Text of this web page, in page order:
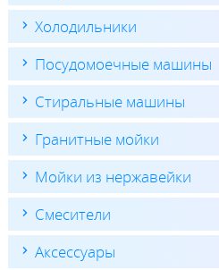
Холодильники
Посудомоечные машины
Стиральные машины
Гранитные мойки
Мойки из нержавейки
Смесители
Аксессуары